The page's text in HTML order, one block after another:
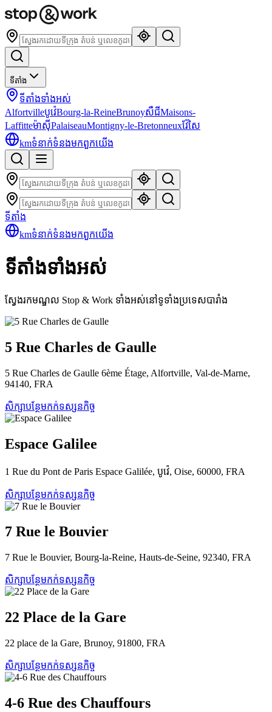
ទីតាំង
ទីតាំងទាំងអស់
Alfortvilleបូវ៉េBourg-la-ReineBrunoyសឺជីMaisons-
Laffitteម៉ាស៊ីPalaiseauMontigny-le-Bretonneuxវ៉ែសៃ
kmទំនាក់ទំនងមកពួកយើង
ទីតាំង
kmទំនាក់ទំនងមកពួកយើង
ទីតាំងទាំងអស់
ស្វែងរកមណ្ឌល Stop & Work ទាំងអស់នៅទូទាំងប្រទេសបារាំង
5 Rue Charles de Gaulle
5 Rue Charles de Gaulle 6ème Étage, Alfortville, Val-de-Marne,
94140, FRA
សិក្សាបន្ថែមកក់ទស្សនកិច្ច
Espace Galilee
1 Rue du Pont de Paris Espace Galilée, បូវ៉េ, Oise, 60000, FRA
សិក្សាបន្ថែមកក់ទស្សនកិច្ច
7 Rue le Bouvier
7 Rue le Bouvier, Bourg-la-Reine, Hauts-de-Seine, 92340, FRA
សិក្សាបន្ថែមកក់ទស្សនកិច្ច
22 Place de la Gare
22 place de la Gare, Brunoy, 91800, FRA
សិក្សាបន្ថែមកក់ទស្សនកិច្ច
4-6 Rue des Chauffours